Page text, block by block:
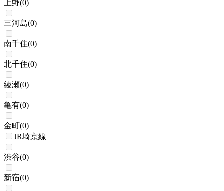
上野(0)
三河島(0)
南千住(0)
北千住(0)
綾瀬(0)
亀有(0)
金町(0)
JR埼京線
渋谷(0)
新宿(0)